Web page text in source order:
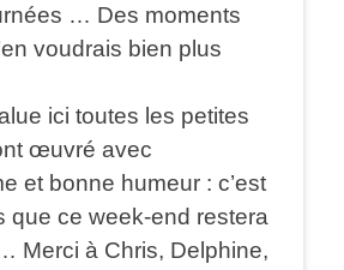
… Des moments
voudrais bien plus
ici toutes les petites
œuvré avec
et bonne humeur : c’est
que ce week-end restera
Merci à Chris, Delphine,